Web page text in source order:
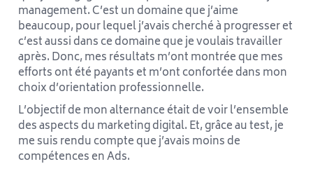
management. C’est un domaine que j’aime
beaucoup, pour lequel j’avais cherché à progresser et
c’est aussi dans ce domaine que je voulais travailler
après. Donc, mes résultats m’ont montrée que mes
efforts ont été payants et m’ont confortée dans mon
choix d’orientation professionnelle.
L’objectif de mon alternance était de voir l’ensemble
des aspects du marketing digital. Et, grâce au test, je
me suis rendu compte que j’avais moins de
compétences en Ads.